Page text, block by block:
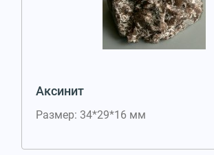
Аксинит
Размер: 34*29*16 мм